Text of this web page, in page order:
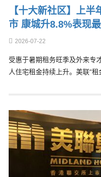
【十大新社区】上
市 康城升8.8%表现最
2026-07-22
受惠于暑期租务旺季及外来专
人住宅租金持续上升。美联“